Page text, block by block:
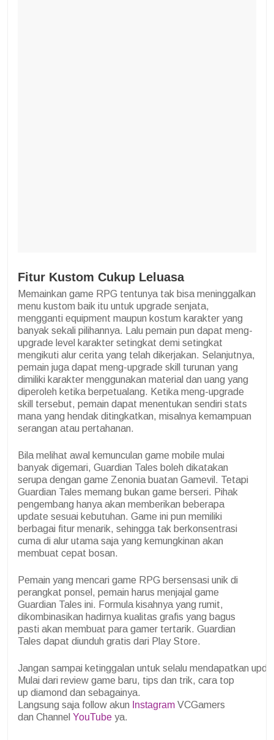
Fitur Kustom Cukup Leluasa
Memainkan game RPG tentunya tak bisa meninggalkan
menu kustom baik itu untuk upgrade senjata,
mengganti equipment maupun kostum karakter yang
banyak sekali pilihannya. Lalu pemain pun dapat meng-
upgrade level karakter setingkat demi setingkat
mengikuti alur cerita yang telah dikerjakan. Selanjutnya,
pemain juga dapat meng-upgrade skill turunan yang
dimiliki karakter menggunakan material dan uang yang
diperoleh ketika berpetualang. Ketika meng-upgrade
skill tersebut, pemain dapat menentukan sendiri stats
mana yang hendak ditingkatkan, misalnya kemampuan
serangan atau pertahanan.
Bila melihat awal kemunculan game mobile mulai
banyak digemari, Guardian Tales boleh dikatakan
serupa dengan game Zenonia buatan Gamevil. Tetapi
Guardian Tales memang bukan game berseri. Pihak
pengembang hanya akan memberikan beberapa
update sesuai kebutuhan. Game ini pun memiliki
berbagai fitur menarik, sehingga tak berkonsentrasi
cuma di alur utama saja yang kemungkinan akan
membuat cepat bosan.
Pemain yang mencari game RPG bersensasi unik di
perangkat ponsel, pemain harus menjajal game
Guardian Tales ini. Formula kisahnya yang rumit,
dikombinasikan hadirnya kualitas grafis yang bagus
pasti akan membuat para gamer tertarik. Guardian
Tales dapat diunduh gratis dari Play Store.
Jangan sampai ketinggalan untuk selalu mendapatkan
Mulai dari review game baru, tips dan trik, cara top
up diamond dan sebagainya.
Langsung saja follow akun Instagram VCGamers
dan Channel YouTube ya.